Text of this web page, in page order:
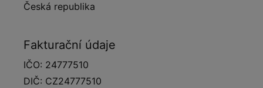
Česká republika
Fakturační údaje
IČO: 24777510
DIČ: CZ24777510